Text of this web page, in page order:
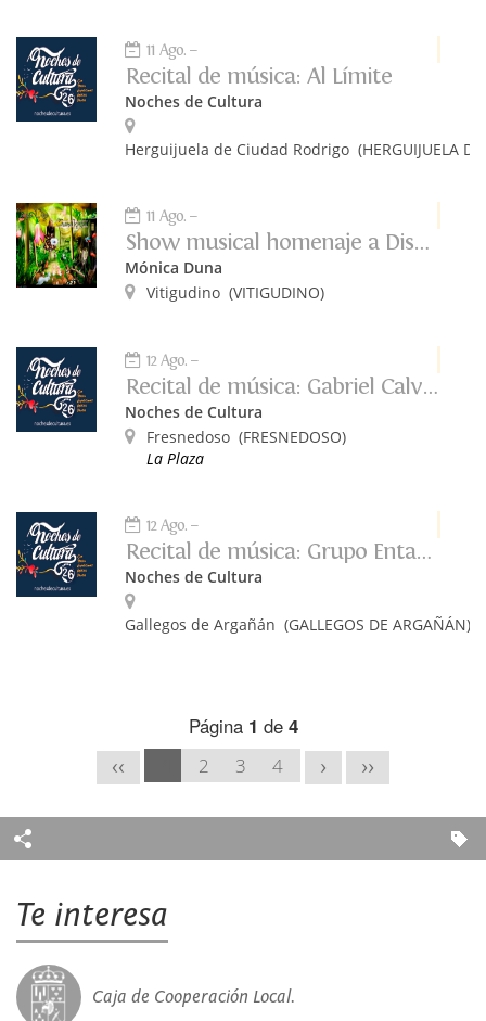
11 Ago.
Recital de música: Al Límite
Noches de Cultura
Herguijuela de Ciudad Rodrigo (HERGUIJUELA
11 Ago.
Show musical homenaje a Disney
Mónica Duna
Vitigudino (VITIGUDINO)
12 Ago.
Recital de música: Gabriel Calvo y La Fabulosa Retahíla
Noches de Cultura
Fresnedoso (FRESNEDOSO)
La Plaza
12 Ago.
Recital de música: Grupo Entavía
Noches de Cultura
Gallegos de Argañán (GALLEGOS DE ARGAÑÁN)
Página 1 de 4
<< 2 3 4 > >>
Te interesa
Caja de Cooperación Local.